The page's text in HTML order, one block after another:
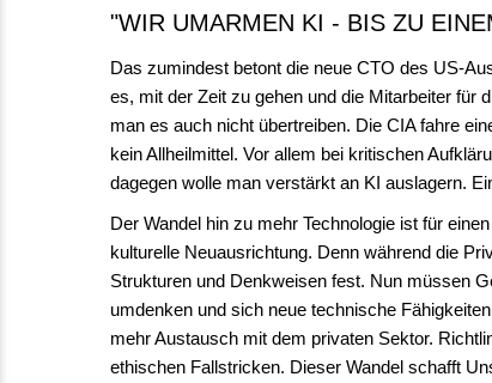
"WIR UMARMEN KI - BIS ZU
Das zumindest betont die neue CTO des US-
es, mit der Zeit zu gehen und die Mitarbeiter für
man es auch nicht übertreiben. Die CIA fahre
kein Allheilmittel. Vor allem bei kritischen
dagegen wolle man verstärkt an KI auslagern.
Der Wandel hin zu mehr Technologie ist für
kulturelle Neuausrichtung. Denn während die
Strukturen und Denkweisen fest. Nun müssen
umdenken und sich neue technische
mehr Austausch mit dem privaten Sektor.
ethischen Fallstricken. Dieser Wandel schafft